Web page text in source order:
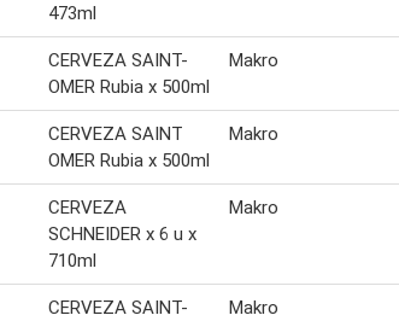
473ml
CERVEZA SAINT-
OMER Rubia x 500ml
Makro
CERVEZA SAINT
OMER Rubia x 500ml
Makro
CERVEZA
SCHNEIDER x 6 u x
710ml
Makro
CERVEZA SAINT-
Makro